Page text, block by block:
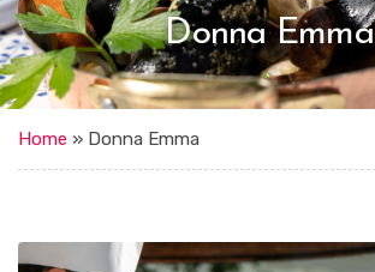
Donna Emma
Home » Donna Emma